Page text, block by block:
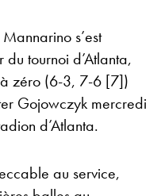
s’est
tournoi d’Atlanta,
à zéro (6-3, 7-6 [7])
Gojowczyk mercredi
d’Atlanta.
au service,